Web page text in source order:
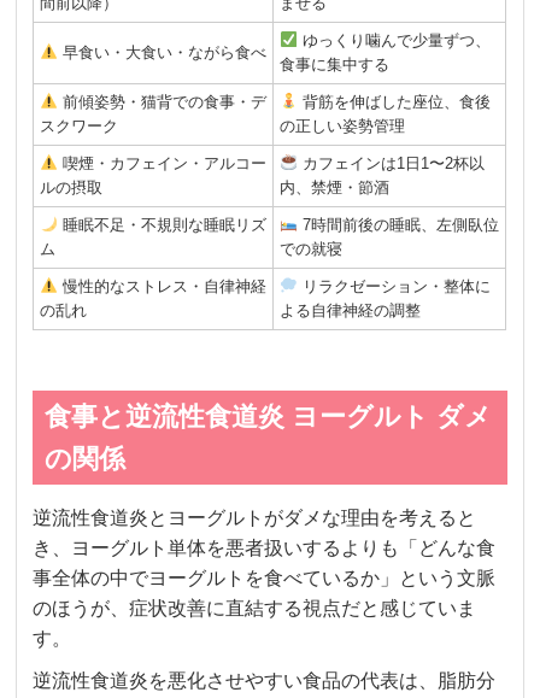
早食い・大食い・ながら食べ
ゆっくり噛んで少量ずつ、
食事に集中する
前傾姿勢・猫背での食事・デ
スクワーク
背筋を伸ばした座位、食後
の正しい姿勢管理
喫煙・カフェイン・アルコー
ルの摂取
カフェインは1日1〜2杯以
内、禁煙・節酒
睡眠不足・不規則な睡眠リズ
ム
7時間前後の睡眠、左側臥位
での就寝
慢性的なストレス・自律神経
の乱れ
リラクゼーション・整体に
よる自律神経の調整
食事と逆流性食道炎 ヨーグルト ダメ
の関係
逆流性食道炎とヨーグルトがダメな理由を考えると
き、ヨーグルト単体を悪者扱いするよりも「どんな食
事全体の中でヨーグルトを食べているか」という文脈
のほうが、症状改善に直結する視点だと感じていま
す。
逆流性食道炎を悪化させやすい食品の代表は、脂肪分